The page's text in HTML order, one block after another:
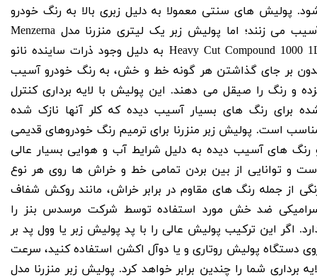
پولیش های سنتی معمولا به دلیل زبری بالا به رنگ خودرو
می زنند؛ اما
پولیش زبر یک لیتری منزرنا مدل Menzerna
Heavy Cut Compound 1000 به دلیل وجود ذرات ساینده نانو
بر جای گذاشتن هر گونه خط و خش، به رنگ خودرو آسیب
و رنگ را صیقل می دهند. این پولیش با لایه برداری کنترل
برای رنگ های بسیار آسیب دیده که کلر آنها نازک شده
است. پولیش زبر منزرنا برای ترمیم رنگ خودروهای قدیمی
رنگ های آسیب دیده به دلیل شرایط آب و هوایی بسیار عالی
و توانایی از بین بردن تمامی خط و خراش ها روی هر نوع
از جمله رنگ های مقاوم در برابر خراش، مانند روکش شفاف
ضد خش مورد استفاده توسط شرکت مرسدس بنز را
اگر این ترکیب پولیش عالی را با پد پولیش زبر یا وول پد بر
دستگاه پولیش روتاریو یا دوآل اکشن استفاده کنید، سرعت
برداری شما را چندین برابر خواهد کرد. پولیش زبر منزرنا مدل